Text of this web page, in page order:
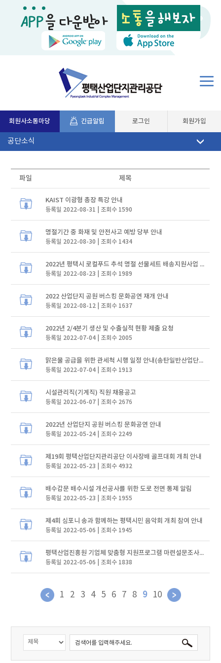
회원사소통마당 긴급알림 로그인 회원가입
파일 제목
KAIST 이광형 총장 특강 안내
등록일 2022-08-31 | 조회수 1590
명절기간 중 화재 및 안전사고 예방 당부 안내
등록일 2022-08-30 | 조회수 1434
2022년 평택시 로컬푸드 추석 명절 선물세트 배송지원사업 안내
등록일 2022-08-23 | 조회수 1989
2022 산업단지 공원 버스킹 문화공연 재개 안내
등록일 2022-08-12 | 조회수 1637
2022년 2/4분기 생산 및 수출실적 현황 제출 요청
등록일 2022-07-04 | 조회수 2005
맑은물 공급을 위한 관세척 시행 일정 안내(송탄일반산업단지)
등록일 2022-07-04 | 조회수 1913
시설관리직(기계직) 직원 채용공고
등록일 2022-06-07 | 조회수 2676
2022년 산업단지 공원 버스킹 문화공연 안내
등록일 2022-05-24 | 조회수 2249
제19회 평택산업단지관리공단 이사장배 골프대회 개최 안내
등록일 2022-05-23 | 조회수 4932
배수갑문 배수시설 개선공사를 위한 도로 전면 통제 알림
등록일 2022-05-23 | 조회수 1955
제4회 심포니 송과 함께하는 평택시민 음악회 개최 참여 안내
등록일 2022-05-06 | 조회수 1945
평택산업진흥원 기업체 맞춤형 지원프로그램 마련설문조사 협조요청
등록일 2022-05-06 | 조회수 1838
1 2 3 4 5 6 7 8 9 10